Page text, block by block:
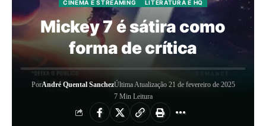
CINEMA E STREAMING LITERATURA E HQ
Mickey 7 é sátira como
forma de crítica
PorAndré Quental SanchezÚltima Atualização 21 de fevereiro de 2025
7 Min Leitura